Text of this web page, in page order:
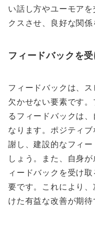
い話し方やユーモア
クスさせ、良好な関係
フィードバックを
フィードバックは、
欠かせない要素です
るフィードバックは
なります。ポジティ
謝し、建設的なフィ
しょう。また、自身
ィードバックを受け
要です。これにより
けた有益な改善が期待